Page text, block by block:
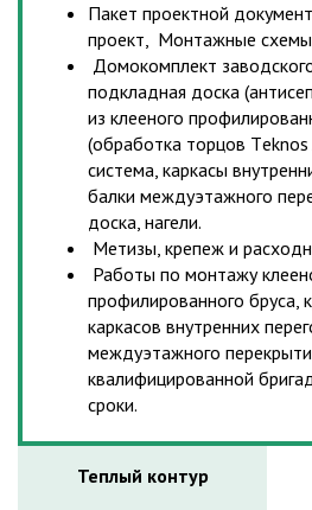
Пакет проектной
проект, Монтажные
Домокомплект
подкладная доска
из клееного
(обработка торцов Тeknos
система, каркасы
балки междуэтажного
доска, нагели.
Метизы, крепеж и
Работы по монтажу
профилированного бруса,
каркасов внутренних
междуэтажного
квалифицированной
сроки.
Теплый контур